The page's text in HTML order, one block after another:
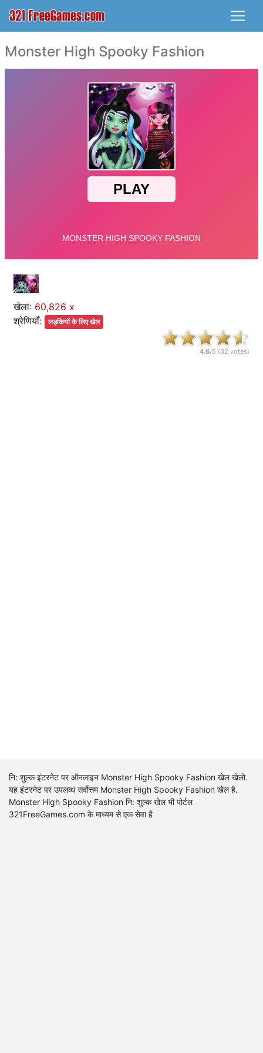
Monster High Spooky Fashion
खेला: 60,826 x
श्रेणियाँ:
लड़कियों के लिए खेल
4.6/5 (32 votes)
नि: शुल्क इंटरनेट पर ऑनलाइन Monster High Spooky Fashion खेल खेलो.
यह इंटरनेट पर उपलब्ध सर्वोत्तम Monster High Spooky Fashion खेल है.
Monster High Spooky Fashion नि: शुल्क खेल भी पोर्टल
321FreeGames.com के माध्यम से एक सेवा है